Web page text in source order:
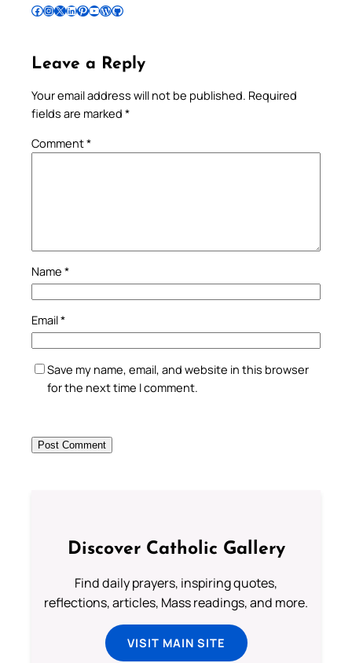
Follow Pradeep on Facebook Follow Pradeep on InstagramFollow Pradeep on X Follow Pradeep on LinkedIn Follow Pradeep on Pinterest Subscribe to Pradeep’s Youtube Channel Follow Pradeep on WordPress Follow Pradeep on GitHub
Leave a Reply
Your email address will not be published. Required
fields are marked *
Comment*
Name *
Email*
Save my name, email, and website in this browser
for the next time I comment.
Discover Catholic Gallery
Find daily prayers, inspiring quotes,
reflections, articles, Mass readings, and more.
VISIT MAIN SITE